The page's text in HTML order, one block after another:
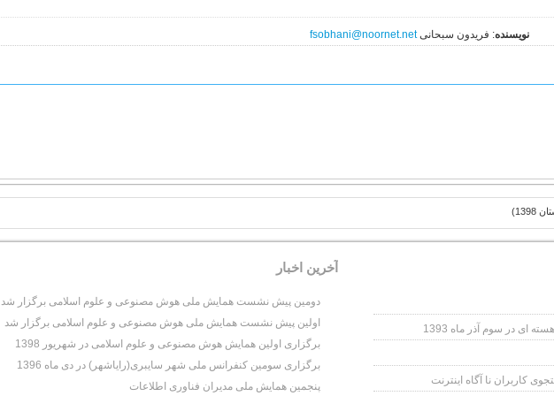
نویسنده: فریدون سبحانیfsobhani@noornet.net
آخرين اخبار
دومین پیش نشست همایش ملی هوش مصنوعی و علوم اسلامی برگزار شد
اولین پیش نشست همایش ملی هوش مصنوعی و علوم اسلامی برگزار شد
برگزاری اولین همایش هوش مصنوعی و علوم اسلامی در شهریور 1398
برگزاری سومین کنفرانس ملی شهر سایبری(رایاشهر) در دی ماه 1396
پنجمین همایش ملی مدیران فناوری اطلاعات
کاربران نا آگاه اینترنت